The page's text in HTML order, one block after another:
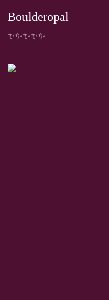
Boulderopal
✨✨✨✨✨